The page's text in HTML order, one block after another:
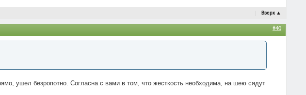
Вверх ▲
#40
ушел безропотно. Согласна с вами в том, что жесткость необходима, на шею сядут